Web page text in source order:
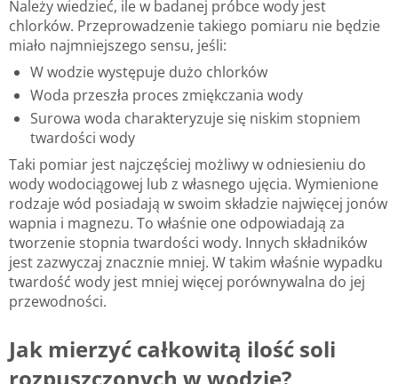
Należy wiedzieć, ile w badanej próbce wody jest
chlorków. Przeprowadzenie takiego pomiaru nie będzie
miało najmniejszego sensu, jeśli:
W wodzie występuje dużo chlorków
Woda przeszła proces zmiękczania wody
Surowa woda charakteryzuje się niskim stopniem
twardości wody
Taki pomiar jest najczęściej możliwy w odniesieniu do
wody wodociągowej lub z własnego ujęcia. Wymienione
rodzaje wód posiadają w swoim składzie najwięcej jonów
wapnia i magnezu. To właśnie one odpowiadają za
tworzenie stopnia twardości wody. Innych składników
jest zazwyczaj znacznie mniej. W takim właśnie wypadku
twardość wody jest mniej więcej porównywalna do jej
przewodności.
Jak mierzyć całkowitą ilość soli
rozpuszczonych w wodzie?